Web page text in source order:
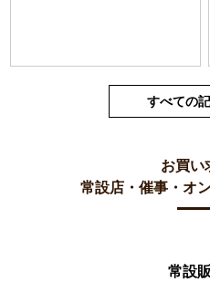
すべての
お買い
常設店・催事・オ
常設